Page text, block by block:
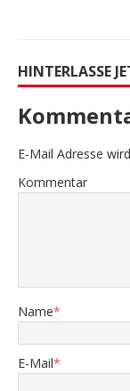
HINTERLASSE
E-Mail Adresse
Kommentar
Name*
E-Mail*